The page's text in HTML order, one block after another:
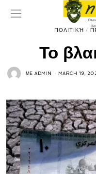
ΠΟΛΙΤΙΚΉ /
Το
ΜΕADMIN MARCH 19,